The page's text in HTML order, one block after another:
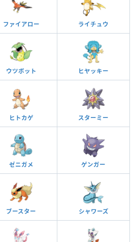
ファイアロー ライチュウ
ウツボット ヒヤッキー
ヒトカゲ スターミー
ゼニガメ ゲンガー
ブースター シャワーズ